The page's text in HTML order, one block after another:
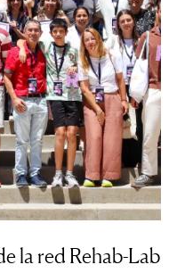
la red Rehab-Lab